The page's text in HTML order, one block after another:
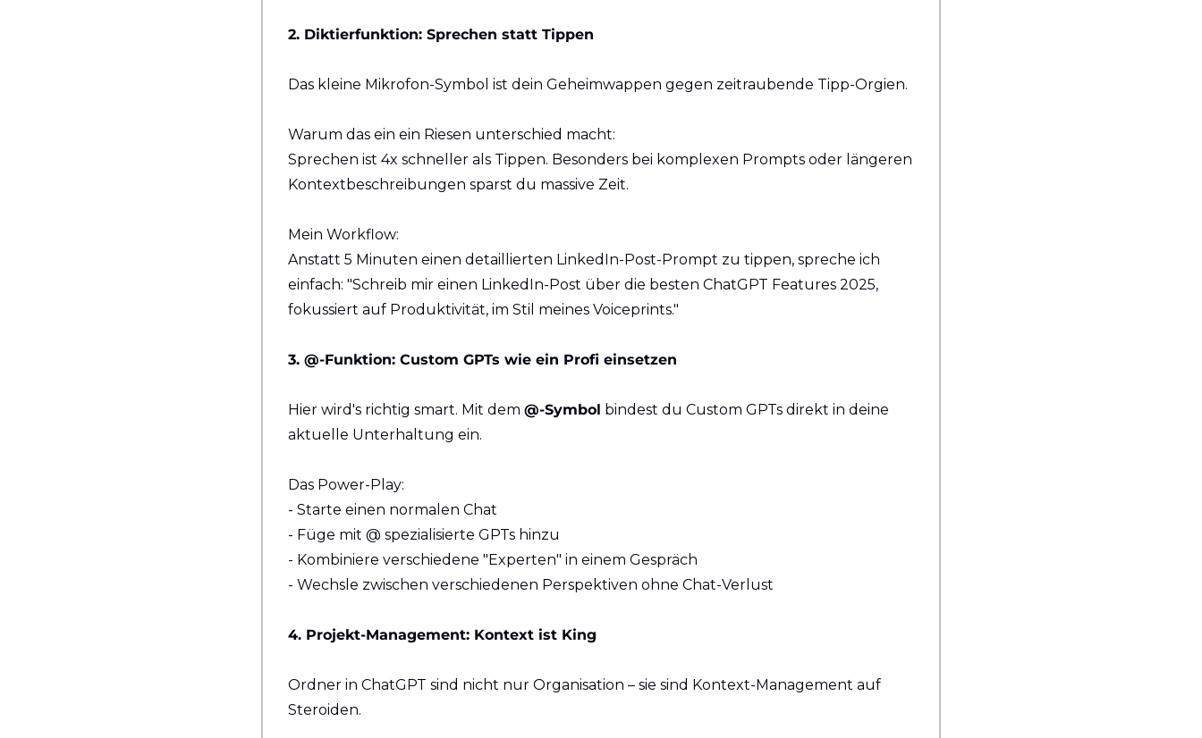
2. Diktierfunktion: Sprechen statt Tippen
Das kleine Mikrofon-Symbol ist dein Geheimwappen gegen zeitraubende Tipp-Orgien.
Warum das ein ein Riesen unterschied macht:
Sprechen ist 4x schneller als Tippen. Besonders bei komplexen Prompts oder längeren
Kontextbeschreibungen sparst du massive Zeit.
Mein Workflow:
Anstatt 5 Minuten einen detaillierten LinkedIn-Post-Prompt zu tippen, spreche ich
einfach: "Schreib mir einen LinkedIn-Post über die besten ChatGPT Features 2025,
fokussiert auf Produktivität, im Stil meines Voiceprints."
3. @-Funktion: Custom GPTs wie ein Profi einsetzen
Hier wird's richtig smart. Mit dem @-Symbol bindest du Custom GPTs direkt in deine
aktuelle Unterhaltung ein.
Das Power-Play:
- Starte einen normalen Chat
- Füge mit @ spezialisierte GPTs hinzu
- Kombiniere verschiedene "Experten" in einem Gespräch
- Wechsle zwischen verschiedenen Perspektiven ohne Chat-Verlust
4. Projekt-Management: Kontext ist King
Ordner in ChatGPT sind nicht nur Organisation – sie sind Kontext-Management auf
Steroiden.